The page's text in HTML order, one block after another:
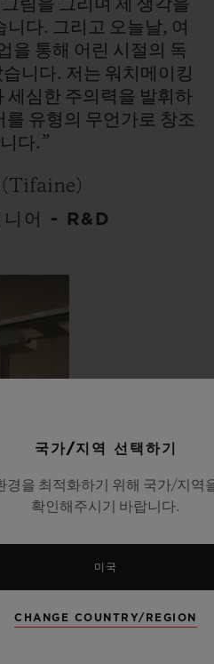
그림을 그리며 제 생각을
니다. 그리고 오늘날, 여
을 통해 어린 시절의 독
니다. 저는 워치메이킹
세심한 주의력을 발휘하
를 유형의 무언가로 창조
다.”
(Tifaine)
니어 - R&D
국가/지역 선택하기
경을 최적화하기 위해 국가/지역
확인해주시기 바랍니다.
미국
CHANGE COUNTRY/REGION